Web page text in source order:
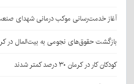
آغاز خدمت‌رسانی موکب درمانی شهدای
بازگشت حقوق‌های نجومی به بیت‌المال در
کودکان کار در کرمان ۳۰ درصد کمتر شدند